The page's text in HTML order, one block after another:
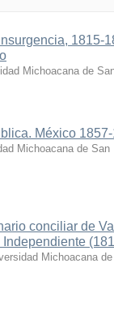
1815-
Michoacana de
México
Michoacana de
conciliar de
Michoacana